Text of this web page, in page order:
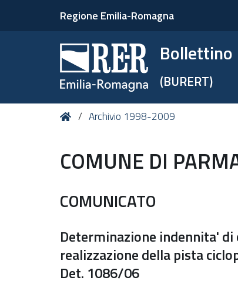
Regione Emilia-Romagna
Bollettino
(BURERT)
Tu HomeArchivio 1998-2009
COMUNE DI
COMUNICATO
Determinazione indennita' di
realizzazione della pista
Det. 1086/06